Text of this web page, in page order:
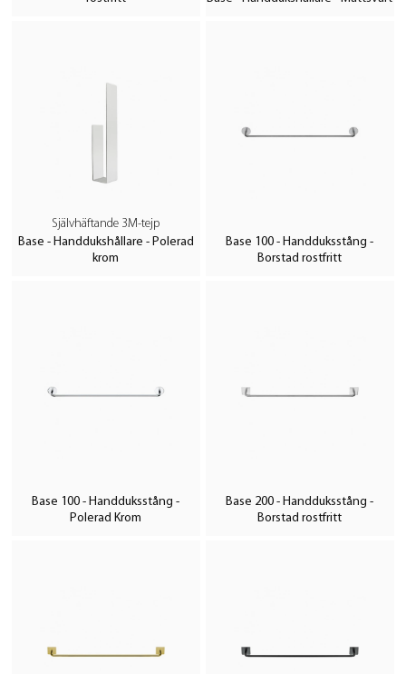
Självhäftande 3M-tejp
Base - Handdukshållare - Polerad
krom
Base 100 - Handduksstång -
Borstad rostfritt
Base 100 - Handduksstång -
Polerad Krom
Base 200 - Handduksstång -
Borstad rostfritt